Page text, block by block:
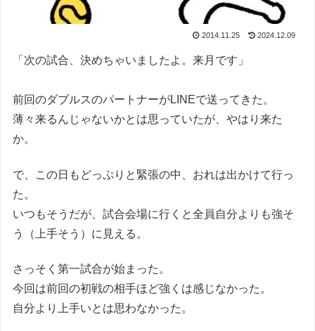
2014.11.25 2024.12.09
「次の試合、決めちゃいましたよ。来月です」
前回のダブルスのパートナーがLINEで送ってきた。
薄々来るんじゃないかとは思っていたが、やはり来た
か。
で、この日もどっぷりと緊張の中、おれは出かけて行っ
た。
いつもそうだが、試合会場に行くと全員自分よりも強そ
う（上手そう）に見える。
さっそく第一試合が始まった。
今回は前回の初戦の相手ほど強くは感じなかった。
自分より上手いとは思わなかった。